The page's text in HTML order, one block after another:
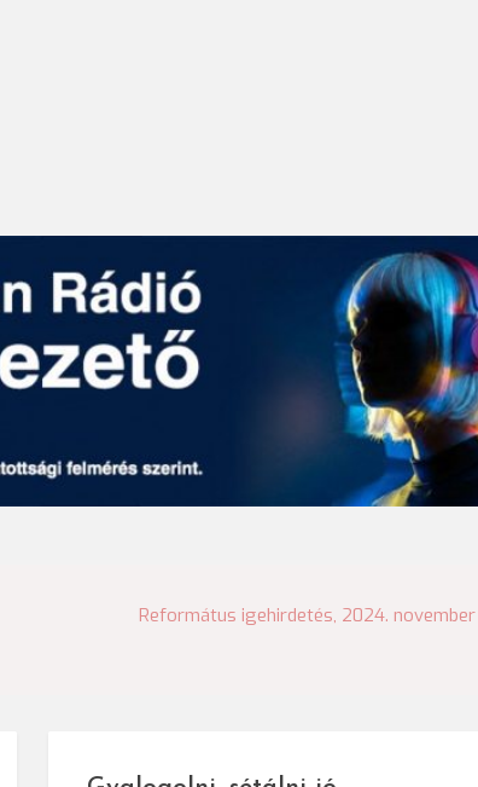
Református igehirdetés, 2024.